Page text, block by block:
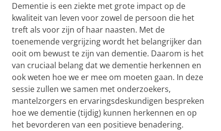
Dementie is een ziekte met grote impact op de
kwaliteit van leven voor zowel de persoon die het
treft als voor zijn of haar naasten. Met de
toenemende vergrijzing wordt het belangrijker dan
ooit om bewust te zijn van dementie. Daarom is het
van cruciaal belang dat we dementie herkennen en
ook weten hoe we er mee om moeten gaan. In deze
sessie zullen we samen met onderzoekers,
mantelzorgers en ervaringsdeskundigen bespreken
hoe we dementie (tijdig) kunnen herkennen en op
het bevorderen van een positieve benadering.